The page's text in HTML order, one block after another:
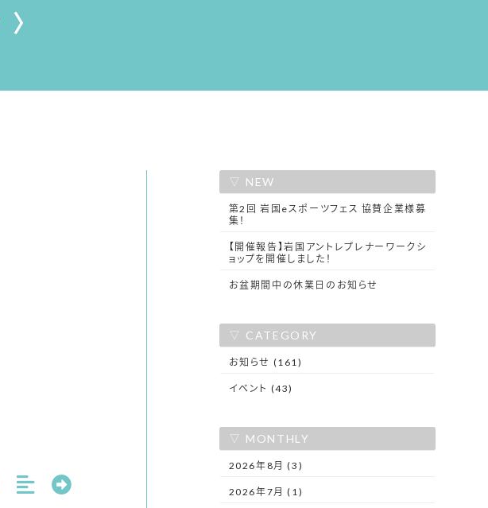
NEW
第2回 岩国eスポーツフェス 協賛企業様募
集！
【開催報告】岩国アントレプレナーワークシ
ョップを開催しました！
お盆期間中の休業日のお知らせ
CATEGORY
お知らせ (161)
イベント (43)
MONTHLY
2026年8月 (3)
2026年7月 (1)